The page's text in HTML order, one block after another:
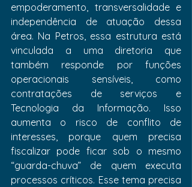
empoderamento, transversalidade e
independência de atuação dessa
área. Na Petros, essa estrutura está
vinculada a uma diretoria que
também responde por funções
operacionais sensíveis, como
contratações de serviços e
Tecnologia da Informação. Isso
aumenta o risco de conflito de
interesses, porque quem precisa
fiscalizar pode ficar sob o mesmo
“guarda-chuva” de quem executa
processos críticos. Esse tema precisa